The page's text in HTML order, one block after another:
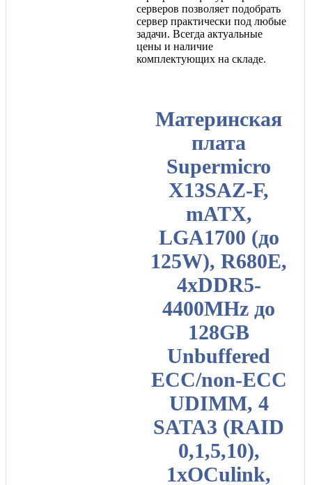
Материнская
плата
Supermicro
X13SAZ-F,
mATX,
LGA1700 (до
125W), R680E,
4xDDR5-
4400MHz до
128GB
Unbuffered
ECC/non-ECC
UDIMM, 4
SATA3 (RAID
0,1,5,10),
1xOCulink,
серверов позволяет подобрать
сервер практически под любые
задачи. Всегда актуальные
цены и наличие
комплектующих на складе.